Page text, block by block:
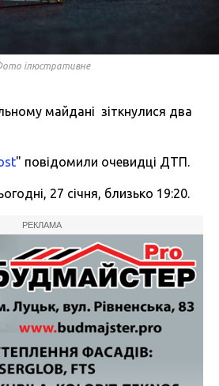
ілюстративне
майдані зіткнулися два
" повідомили очевидці ДТП.
27 січня, близько 19:20.
РЕКЛАМА